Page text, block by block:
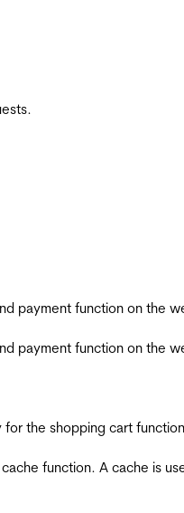
payment function on the
payment function on the
for the shopping cart
function. A cache is